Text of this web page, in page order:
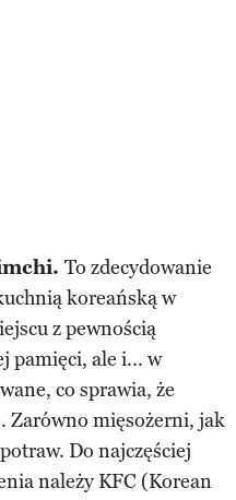
To zdecydowanie
koreańską w
z pewnością
pamięci, ale i... w
co sprawia, że
Zarówno mięsożerni, jak
Do najczęściej
należy KFC (Korean